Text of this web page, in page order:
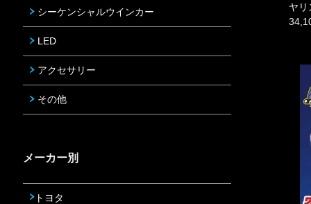
ヤ
シーケンシャルウインカー
LED
アクセサリー
その他
メーカー別
トヨタ